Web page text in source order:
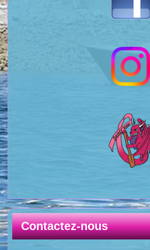
Contactez-nous